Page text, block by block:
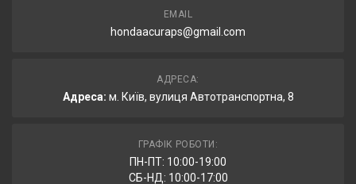
EMAIL
hondaacuraps@gmail.com
АДРЕСА:
Адреса: м. Київ, вулиця Автотранспортна, 8
ГРАФІК РОБОТИ:
ПН-ПТ: 10:00-19:00
СБ-НД: 10:00-17:00